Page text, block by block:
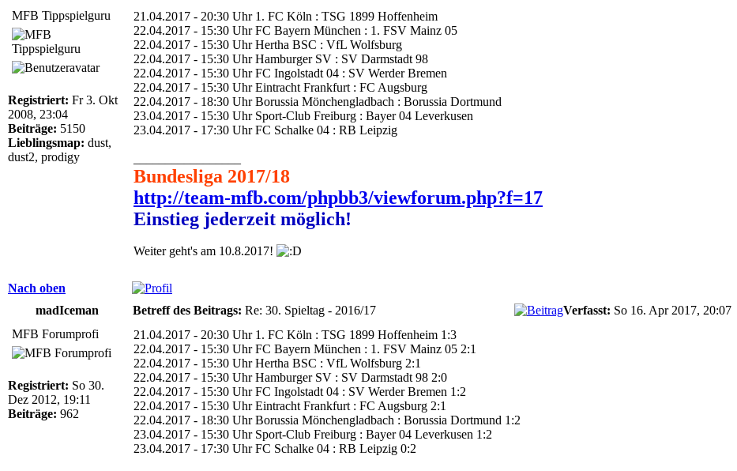
MFB Tippspielguru
Registriert: Fr 3. Okt
2008, 23:04
Beiträge: 5150
Lieblingsmap: dust,
dust2, prodigy
21.04.2017 - 20:30 Uhr 1. FC Köln : TSG 1899 Hoffenheim
22.04.2017 - 15:30 Uhr FC Bayern München : 1. FSV Mainz 05
22.04.2017 - 15:30 Uhr Hertha BSC : VfL Wolfsburg
22.04.2017 - 15:30 Uhr Hamburger SV : SV Darmstadt 98
22.04.2017 - 15:30 Uhr FC Ingolstadt 04 : SV Werder Bremen
22.04.2017 - 15:30 Uhr Eintracht Frankfurt : FC Augsburg
22.04.2017 - 18:30 Uhr Borussia Mönchengladbach : Borussia Dortmund
23.04.2017 - 15:30 Uhr Sport-Club Freiburg : Bayer 04 Leverkusen
23.04.2017 - 17:30 Uhr FC Schalke 04 : RB Leipzig
Bundesliga 2017/18
http://team-mfb.com/phpbb3/viewforum.php?f=17
Einstieg jederzeit möglich!
Weiter geht's am 10.8.2017!
Nach oben
madIceman
Betreff des Beitrags: Re: 30. Spieltag - 2016/17 Verfasst: So 16. Apr 2017, 20:07
MFB Forumprofi
Registriert: So 30.
Dez 2012, 19:11
Beiträge: 962
21.04.2017 - 20:30 Uhr 1. FC Köln : TSG 1899 Hoffenheim 1:3
22.04.2017 - 15:30 Uhr FC Bayern München : 1. FSV Mainz 05 2:1
22.04.2017 - 15:30 Uhr Hertha BSC : VfL Wolfsburg 2:1
22.04.2017 - 15:30 Uhr Hamburger SV : SV Darmstadt 98 2:0
22.04.2017 - 15:30 Uhr FC Ingolstadt 04 : SV Werder Bremen 1:2
22.04.2017 - 15:30 Uhr Eintracht Frankfurt : FC Augsburg 2:1
22.04.2017 - 18:30 Uhr Borussia Mönchengladbach : Borussia Dortmund 1:2
23.04.2017 - 15:30 Uhr Sport-Club Freiburg : Bayer 04 Leverkusen 1:2
23.04.2017 - 17:30 Uhr FC Schalke 04 : RB Leipzig 0:2